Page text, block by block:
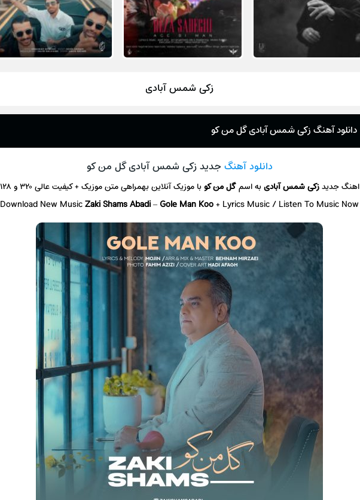
زکی شمس آبادی
دانلود آهنگ زکی شمس آبادی گل من کو
دانلود آهنگ جدید زکی شمس آبادی گل من کو
اهنگ جدیدزکی شمس آبادیبه اسمگل من کوبا موزیک آنلاینبهمراهی متن موزیک + کیفیت عالی ۳۲۰ و ۱۲۸
Download New MusicZaki Shams Abadi– Gole Man Koo+ Lyrics Music / Listen To Music Now